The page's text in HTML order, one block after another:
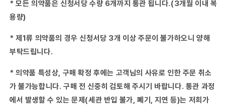
×3-
(2012-
02-
01)
수
줄
임
02-
01)
늘
림
* 모든 의약품은 신청서당 수량 6개까지 통관 됩니다.(3개월 이내 복
용량)
* 제1류 의약품의 경우 신청서당 3개 이상 주문이 불가하오니 양해
부탁드립니다.
* 의약품 특성상, 구매 확정 후에는 고객님의 사유로 인한 주문 취소
가 불가능합니다. 구매 전 신중히 검토해 주시기 바랍니다. 통관 과정
에서 발생할 수 있는 문제(세관 반입 불가, 폐기, 지연 등)는 저희가